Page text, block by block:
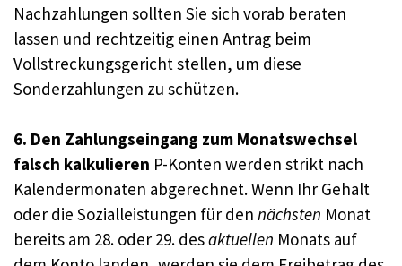
Nachzahlungen sollten Sie sich vorab beraten
lassen und rechtzeitig einen Antrag beim
Vollstreckungsgericht stellen, um diese
Sonderzahlungen zu schützen.
6. Den Zahlungseingang zum Monatswechsel
falsch kalkulieren P-Konten werden strikt nach
Kalendermonaten abgerechnet. Wenn Ihr Gehalt
oder die Sozialleistungen für den nächsten Monat
bereits am 28. oder 29. desaktuellen Monats auf